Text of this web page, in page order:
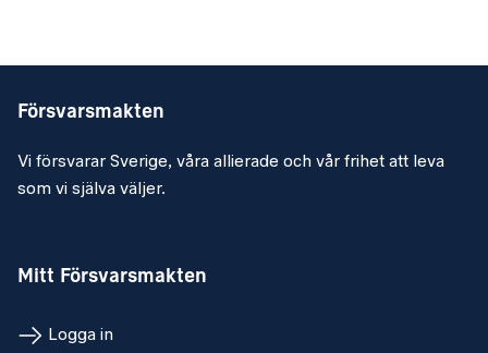
Försvarsmakten
Vi försvarar Sverige, våra allierade och vår frihet att leva
som vi själva väljer.
Mitt Försvarsmakten
Logga in